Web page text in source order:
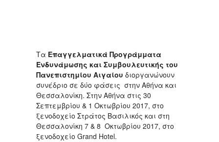
Τα Επαγγελματικά Προγράμματα
Ενδυνάμωσης και Συμβουλευτικής του
Πανεπιστημίου Αιγαίου διοργανώνουν
συνέδριο σε δύο φάσεις στην Αθήνα και
Θεσσαλονίκη. Στην Αθήνα στις 30
Σεπτεμβρίου & 1 Οκτωβρίου 2017, στο
ξενοδοχείο Στράτος Βασιλικός και στη
Θεσσαλονίκη 7 & 8 Οκτωβρίου 2017, στο
ξενοδοχείο Grand Hotel.